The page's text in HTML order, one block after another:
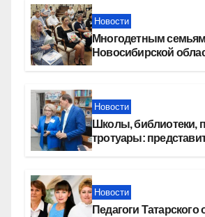
Новости
Многодетным семьям
Новосибирской
Новости
Школы, библиотеки,
тротуары:
Новости
Педагоги Татарского